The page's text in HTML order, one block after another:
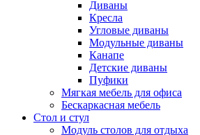
Диваны
Кресла
Угловые диваны
Модульные диваны
Канапе
Детские диваны
Пуфики
Мягкая мебель для офиса
Бескаркасная мебель
Стол и стул
Модуль столов для отдыха